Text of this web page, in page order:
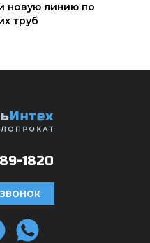
новую линию по
труб
1820